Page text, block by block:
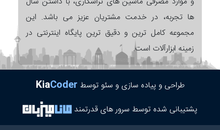
ها تجربه، در خدمت مشتریان عزیز می باشد. این
مجموعه کامل ترین و دقیق ترین پایگاه اینترنتی در
زمینه ابزارآلات است.
طراحی و پیاده سازی و سئو توسط KiaCoder
پشتیبانی شده توسط سرور های قدرتمند